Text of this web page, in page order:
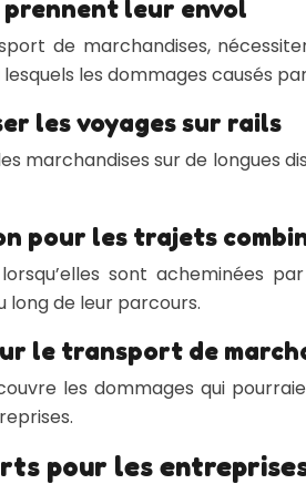
leur envol
de marchandises,
les dommages causés
les voyages sur rails
marchandises sur de longues
pour les trajets
sont acheminées
long de leur parcours.
le transport de
les dommages qui
pour les